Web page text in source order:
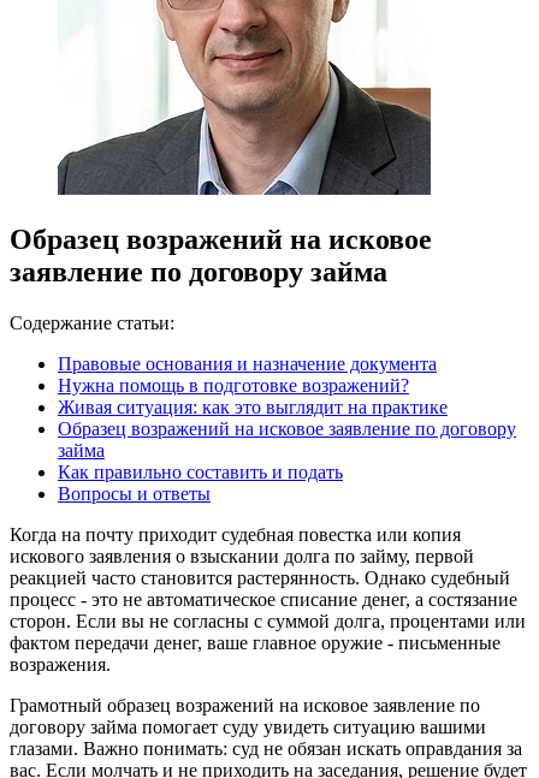
Образец возражений на исковое
заявление по договору займа
Содержание статьи:
Правовые основания и назначение документа
Нужна помощь в подготовке возражений?
Живая ситуация: как это выглядит на практике
Образец возражений на исковое заявление по договору
займа
Как правильно составить и подать
Вопросы и ответы
Когда на почту приходит судебная повестка или копия
искового заявления о взыскании долга по займу, первой
реакцией часто становится растерянность. Однако судебный
процесс - это не автоматическое списание денег, а состязание
сторон. Если вы не согласны с суммой долга, процентами или
фактом передачи денег, ваше главное оружие - письменные
возражения.
Грамотный образец возражений на исковое заявление по
договору займа помогает суду увидеть ситуацию вашими
глазами. Важно понимать: суд не обязан искать оправдания за
вас. Если молчать и не приходить на заседания, решение будет